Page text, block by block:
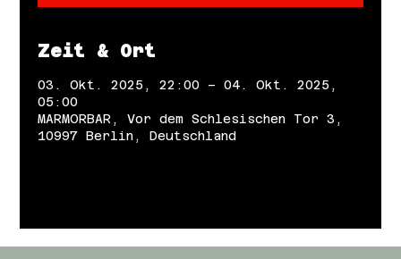
Zeit & Ort
03. Okt. 2025, 22:00 – 04. Okt. 2025,
05:00
MARMORBAR, Vor dem Schlesischen Tor 3,
10997 Berlin, Deutschland